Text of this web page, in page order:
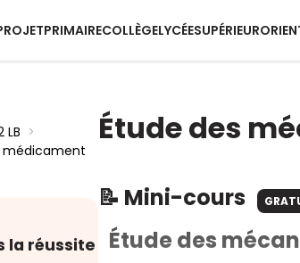
PRIMAIRECOLLÈGELYCÉESUPÉRIEUR
>
médicament
la réussite
Étude des
📝 Mini-cours
Étude des